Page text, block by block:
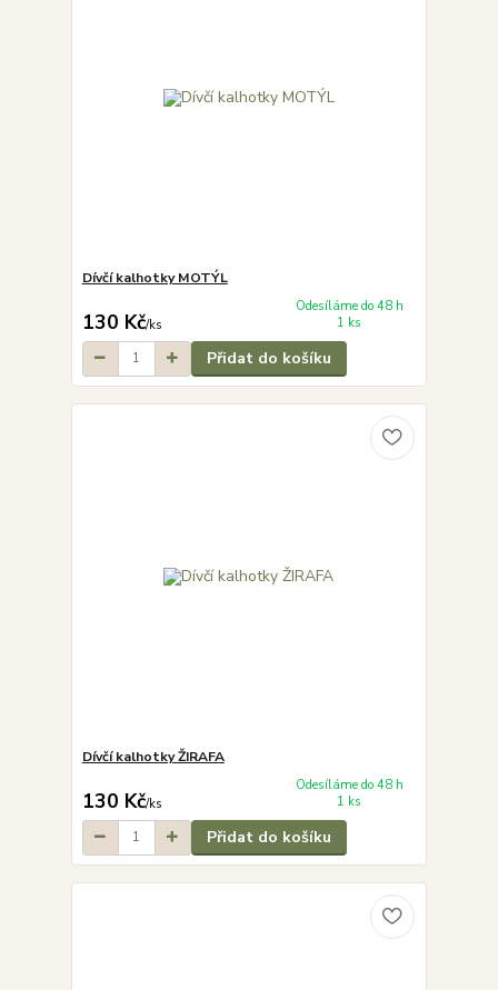
Dívčí kalhotky MOTÝL
130 Kč/ks
Odesíláme do 48 h
1 ks
Přidat do košíku
Dívčí kalhotky ŽIRAFA
130 Kč/ks
Odesíláme do 48 h
1 ks
Přidat do košíku